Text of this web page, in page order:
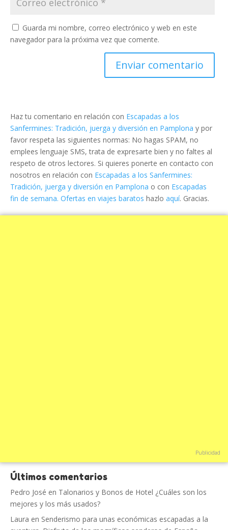
Guarda mi nombre, correo electrónico y web en este
navegador para la próxima vez que comente.
Haz tu comentario en relación con Escapadas a los
Sanfermines: Tradición, juerga y diversión en Pamplona y por
favor respeta las siguientes normas: No hagas SPAM, no
emplees lenguaje SMS, trata de expresarte bien y no faltes al
respeto de otros lectores. Si quieres ponerte en contacto con
nosotros en relación con Escapadas a los Sanfermines:
Tradición, juerga y diversión en Pamplona o con Escapadas
fin de semana. Ofertas en viajes baratos hazlo aquí. Gracias.
Publicidad
Últimos comentarios
Pedro José en Talonarios y Bonos de Hotel ¿Cuáles son los
mejores y los más usados?
Laura en Senderismo para unas económicas escapadas a la